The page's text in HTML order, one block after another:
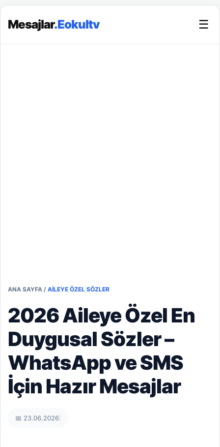
Mesajlar.Eokultv ☰
ANA SAYFA / AILEYE ÖZEL SÖZLER
2026 Aileye Özel En
Duygusal Sözler –
WhatsApp ve SMS
İçin Hazır Mesajlar
📅 23.06.2026